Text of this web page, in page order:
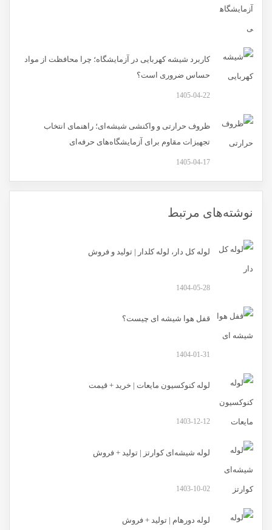
کاربرد شیشه کهربایی در آزمایشگاه؛ چرا محافظت از مواد
حساس ضروری است؟
1405-04-22
ظروف حرارتی و واکنشی شیشه‌ای؛ راهنمای انتخاب
تجهیزات مقاوم برای آزمایشگاه‌های حرفه‌ای
1405-04-17
نوشته‌های مرتبط
لوله کل دار، لوله کلدار | تولید و فروش
1404-05-28
قفل هوا شیشه ای چیست؟
1404-01-31
لوله کنوکسیون مایعات | خرید + قیمت
1403-12-12
لوله شیشه‌ای کوارتز | تولید + فروش
1403-10-02
لوله دورهام | تولید + فروش